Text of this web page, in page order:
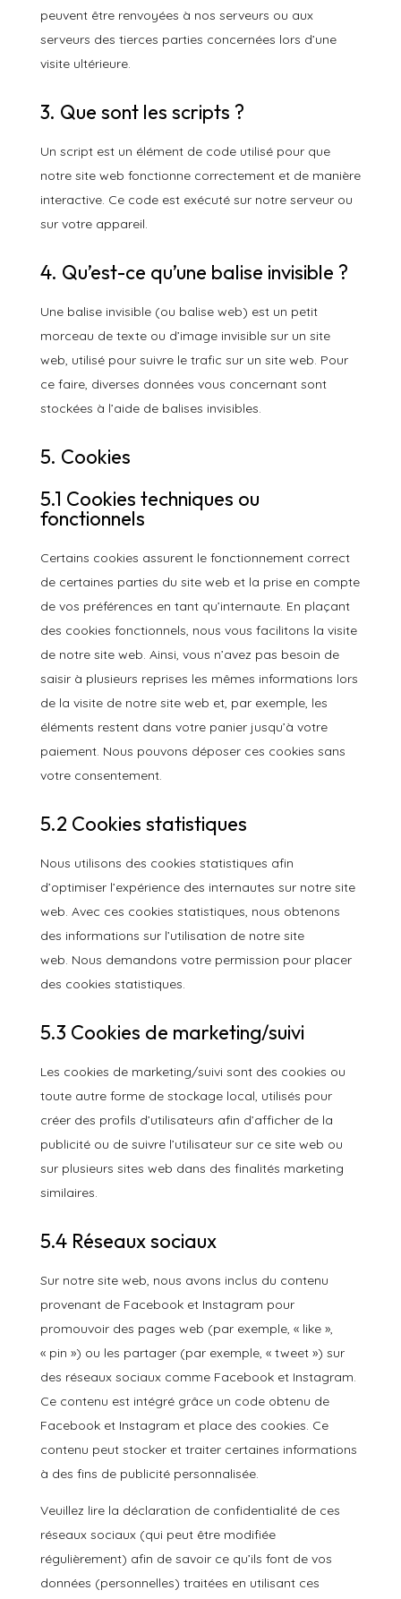
peuvent être renvoyées à nos serveurs ou aux
serveurs des tierces parties concernées lors d’une
visite ultérieure.
3. Que sont les scripts ?
Un script est un élément de code utilisé pour que
notre site web fonctionne correctement et de manière
interactive. Ce code est exécuté sur notre serveur ou
sur votre appareil.
4. Qu’est-ce qu’une balise invisible ?
Une balise invisible (ou balise web) est un petit
morceau de texte ou d’image invisible sur un site
web, utilisé pour suivre le trafic sur un site web. Pour
ce faire, diverses données vous concernant sont
stockées à l’aide de balises invisibles.
5. Cookies
5.1 Cookies techniques ou
fonctionnels
Certains cookies assurent le fonctionnement correct
de certaines parties du site web et la prise en compte
de vos préférences en tant qu’internaute. En plaçant
des cookies fonctionnels, nous vous facilitons la visite
de notre site web. Ainsi, vous n’avez pas besoin de
saisir à plusieurs reprises les mêmes informations lors
de la visite de notre site web et, par exemple, les
éléments restent dans votre panier jusqu’à votre
paiement. Nous pouvons déposer ces cookies sans
votre consentement.
5.2 Cookies statistiques
Nous utilisons des cookies statistiques afin
d’optimiser l’expérience des internautes sur notre site
web. Avec ces cookies statistiques, nous obtenons
des informations sur l’utilisation de notre site
web. Nous demandons votre permission pour placer
des cookies statistiques.
5.3 Cookies de marketing/suivi
Les cookies de marketing/suivi sont des cookies ou
toute autre forme de stockage local, utilisés pour
créer des profils d’utilisateurs afin d’afficher de la
publicité ou de suivre l’utilisateur sur ce site web ou
sur plusieurs sites web dans des finalités marketing
similaires.
5.4 Réseaux sociaux
Sur notre site web, nous avons inclus du contenu
provenant de Facebook et Instagram pour
promouvoir des pages web (par exemple, « like »,
« pin ») ou les partager (par exemple, « tweet ») sur
des réseaux sociaux comme Facebook et Instagram.
Ce contenu est intégré grâce un code obtenu de
Facebook et Instagram et place des cookies. Ce
contenu peut stocker et traiter certaines informations
à des fins de publicité personnalisée.
Veuillez lire la déclaration de confidentialité de ces
réseaux sociaux (qui peut être modifiée
régulièrement) afin de savoir ce qu’ils font de vos
données (personnelles) traitées en utilisant ces